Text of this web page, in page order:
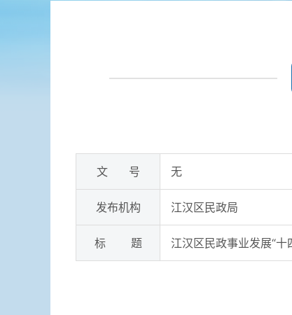
文 号 无
发布机构 江汉区民政局
标 题 江汉区民政事业发展“十